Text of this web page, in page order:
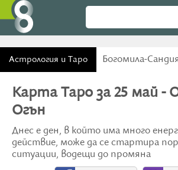
Астрология и Таро Богомила-
Карта Таро за 25 май -
Огън
Днес е ден, в който има много
действие, може да се стартира
ситуации, водещи до промяна